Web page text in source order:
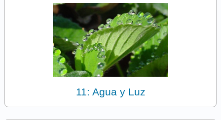
11: Agua y Luz